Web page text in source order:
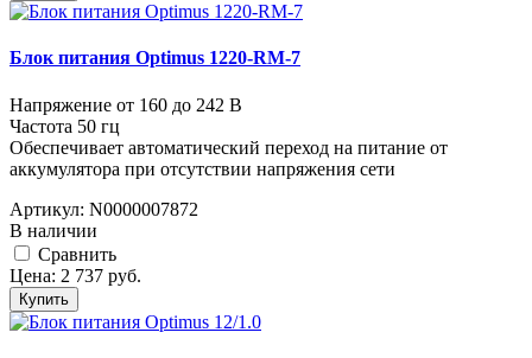
Блок питания Optimus 1220-RM-7
Напряжение от 160 до 242 В
Частота 50 гц
Обеспечивает автоматический переход на питание от
аккумулятора при отсутствии напряжения сети
Артикул: N0000007872
В наличии
Cравнить
Цена: 2 737 руб.
Купить